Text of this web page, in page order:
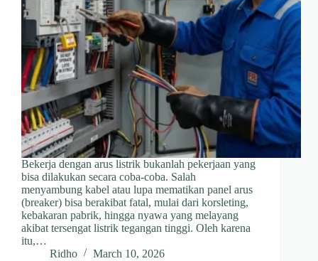
Bekerja dengan arus listrik bukanlah pekerjaan yang
bisa dilakukan secara coba-coba. Salah
menyambung kabel atau lupa mematikan panel arus
(breaker) bisa berakibat fatal, mulai dari korsleting,
kebakaran pabrik, hingga nyawa yang melayang
akibat tersengat listrik tegangan tinggi. Oleh karena
itu,…
Ridho
March 10, 2026